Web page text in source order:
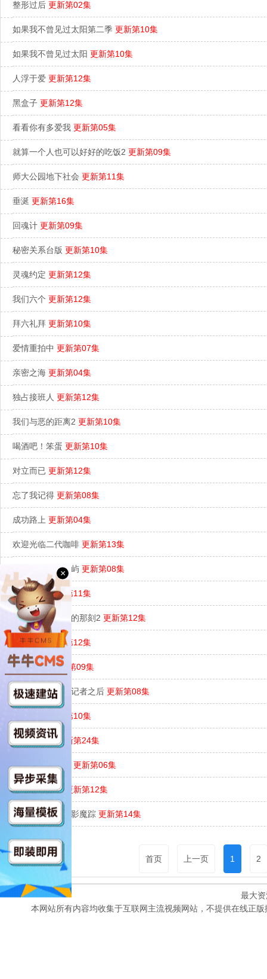
整形过后 更新第02集
如果我不曾见过太阳第二季 更新第10集
如果我不曾见过太阳 更新第10集
人浮于爱 更新第12集
黑盒子 更新第12集
看看你有多爱我 更新第05集
就算一个人也可以好好的吃饭2 更新第09集
师大公园地下社会 更新第11集
垂涎 更新第16集
回魂计 更新第09集
秘密关系台版 更新第10集
灵魂约定 更新第12集
我们六个 更新第12集
拜六礼拜 更新第10集
爱情重拍中 更新第07集
亲密之海 更新第04集
独占接班人 更新第12集
我们与恶的距离2 更新第10集
喝酒吧！笨蛋 更新第10集
对立而已 更新第12集
忘了我记得 更新第08集
成功路上 更新第04集
欢迎光临二代咖啡 更新第13集
星空下的黑潮岛屿 更新第08集
化外之医更新第11集
第一次遇见花香的那刻2 更新第12集
全面管控 更新第12集
印象·青春更新第09集
死了一个娱乐女记者之后 更新第08集
更新第10集
秘书俱乐部更新第24集
这次换我先回头 更新第06集
童话故事下集 更新第12集
天地风云录之剑影魔踪 更新第14集
首页 上一页 1 2
最大
本网站所有内容均收集于互联网主流视频网站，不提供在线正
×